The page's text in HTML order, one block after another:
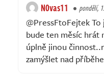
N0vas11 pondělí,
@PressFtoFejtek
bude ten měsíc hrát
úplně jinou
zamýšlet nad